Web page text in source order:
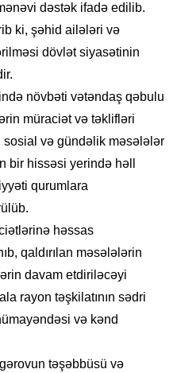
dəstək ifadə edilib.
ki, şəhid ailələri və
dövlət siyasətinin
növbəti vətəndaş qəbulu
müraciət və təklifləri
sosial və gündəlik məsələlər
bir hissəsi yerində həll
qurumlara
həssas
qaldırılan məsələlərin
davam etdiriləcəyi
rayon təşkilatının sədri
və kənd
təşəbbüsü və